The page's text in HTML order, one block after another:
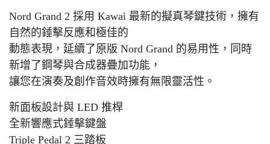
Nord Grand 2 採用 Kawai 最新的擬真琴鍵技術，擁有
自然的錘擊反應和極佳的
動態表現，延續了原版 Nord Grand 的易用性，同時
新增了鋼琴與合成器疊加功能，
讓您在演奏及創作音效時擁有無限靈活性。
新面板設計與 LED 推桿
全新響應式錘擊鍵盤
Triple Pedal 2 三踏板